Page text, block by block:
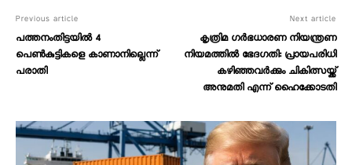
Previous article
പത്തനംതിട്ടയിൽ 4
പെൺകുട്ടികളെ കാണാനില്ലെന്ന്
പരാതി
Next article
കൃത്രിമ ഗർഭധാരണ നിയന്ത്രണ
നിയമത്തിൽ ഭേദഗതി: പ്രായപരിധി
കഴിഞ്ഞവർക്കും ചികിത്സയ്ക്ക്
അനുമതി എന്ന് ഹൈക്കോടതി